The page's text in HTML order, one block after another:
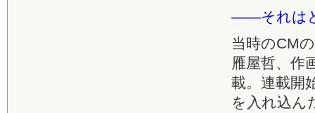
――それは
当時のCM
雁屋哲、作
載。連載開
を入れ込ん